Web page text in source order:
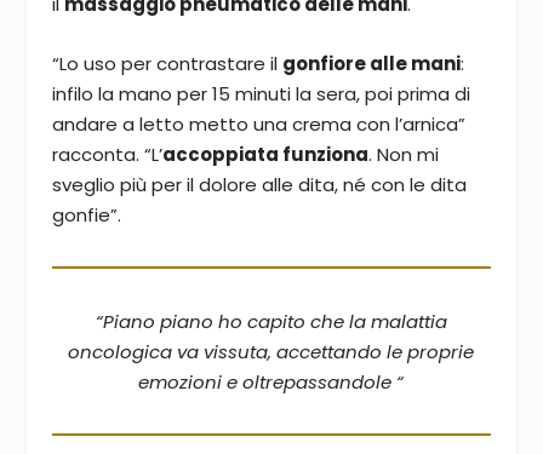
“Lo uso per contrastare il gonfiore alle mani:
infilo la mano per 15 minuti la sera, poi prima di
andare a letto metto una crema con l’arnica”
racconta. “L’accoppiata funziona. Non mi
sveglio più per il dolore alle dita, né con le dita
gonfie”.
“Piano piano ho capito che la malattia
oncologica va vissuta, accettando le proprie
emozioni e oltrepassandole “